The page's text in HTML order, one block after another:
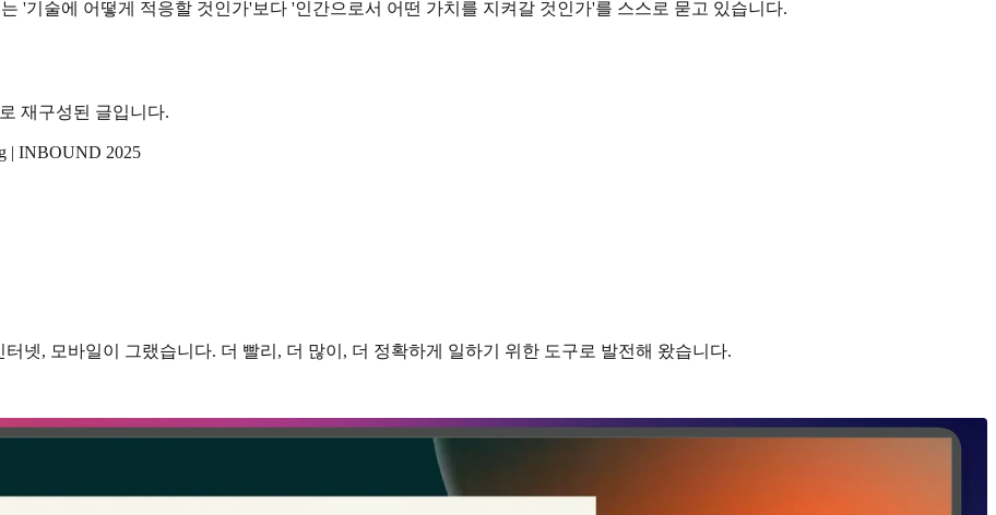
'기술에 어떻게 적응할 것인가'보다 '인간으로서 어떤 가치를 지켜갈 것인가'를 스스로 묻고 있습니다.
재구성된 글입니다.
| INBOUND 2025
넷, 모바일이 그랬습니다. 더 빨리, 더 많이, 더 정확하게 일하기 위한 도구로 발전해 왔습니다.